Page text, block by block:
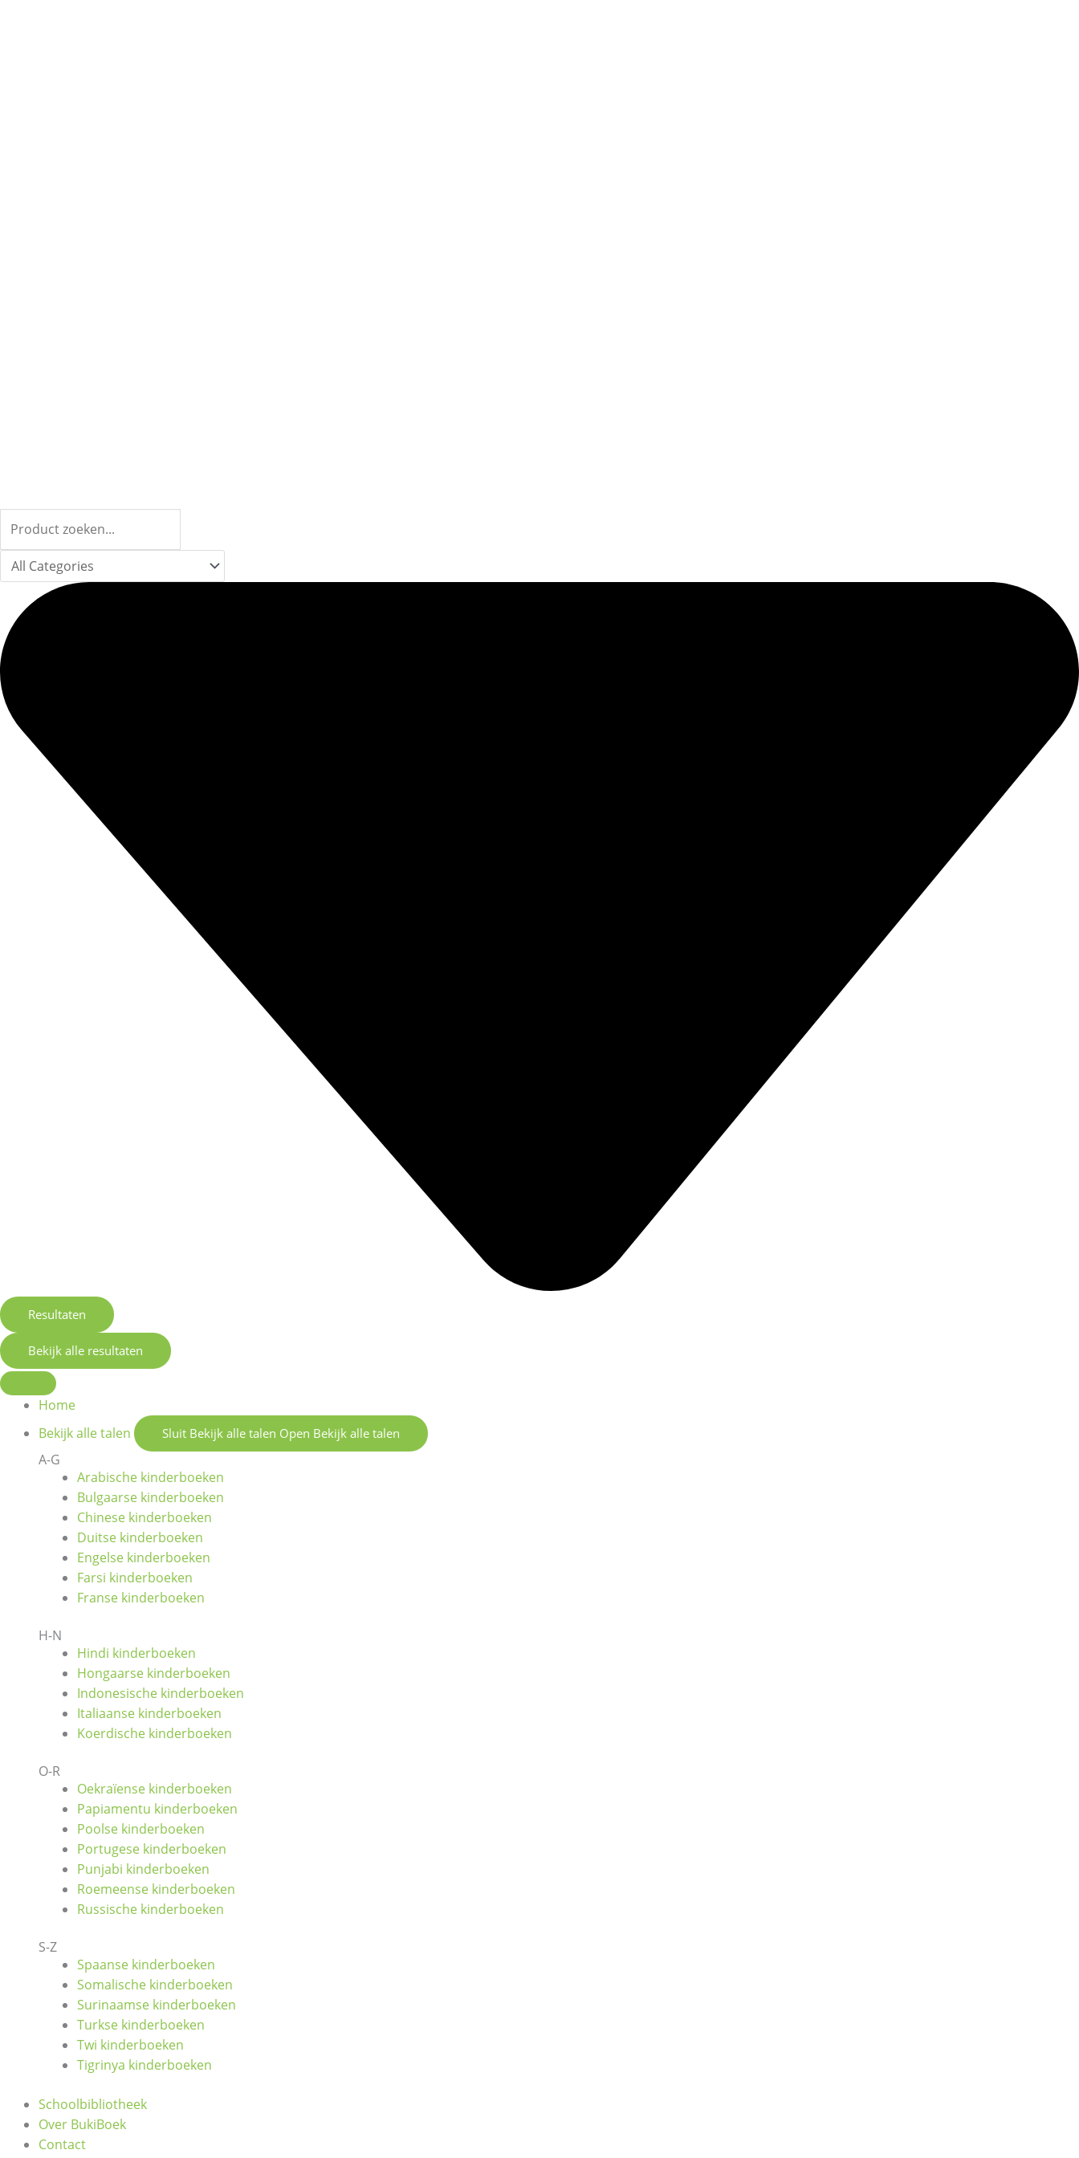
Resultaten
Bekijk alle resultaten
Home
Bekijk alle talen
Sluit Bekijk alle talen Open Bekijk alle talen
A-G
Arabische kinderboeken
Bulgaarse kinderboeken
Chinese kinderboeken
Duitse kinderboeken
Engelse kinderboeken
Farsi kinderboeken
Franse kinderboeken
H-N
Hindi kinderboeken
Hongaarse kinderboeken
Indonesische kinderboeken
Italiaanse kinderboeken
Koerdische kinderboeken
O-R
Oekraïense kinderboeken
Papiamentu kinderboeken
Poolse kinderboeken
Portugese kinderboeken
Punjabi kinderboeken
Roemeense kinderboeken
Russische kinderboeken
S-Z
Spaanse kinderboeken
Somalische kinderboeken
Surinaamse kinderboeken
Turkse kinderboeken
Twi kinderboeken
Tigrinya kinderboeken
Schoolbibliotheek
Over BukiBoek
Contact